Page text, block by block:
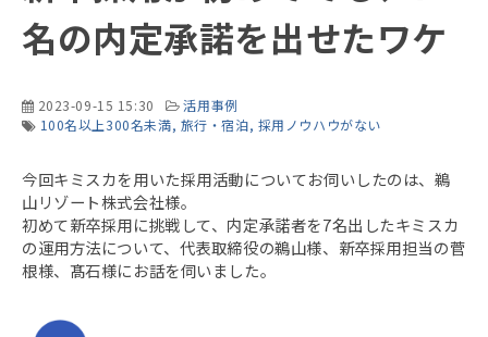
名の内定承諾を出せたワケ
2023-09-15 15:30
活用事例
100名以上300名未満 旅行・宿泊 採用ノウハウがない
今回キミスカを用いた採用活動についてお伺いしたのは、鵜
山リゾート株式会社様。
初めて新卒採用に挑戦して、内定承諾者を7名出したキミスカ
の運用方法について、代表取締役の鵜山様、新卒採用担当の菅
根様、髙石様にお話を伺いました。